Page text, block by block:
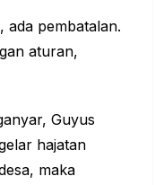
ada pembatalan.
aturan,
Guyus
hajatan
maka